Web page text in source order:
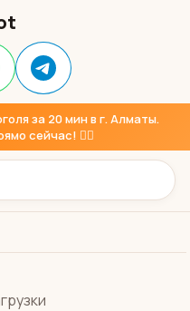
за 20 мин в г. Алматы.
сейчас! 👇🏼